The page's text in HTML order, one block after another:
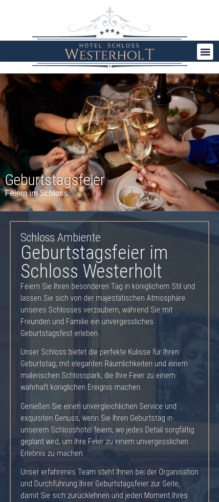
Geburtstagsfeier
Feiern im Schloss
Schloss Ambiente
Geburtstagsfeier im
Schloss Westerholt
Feiern Sie Ihren besonderen Tag in königlichem Stil und
lassen Sie sich von der majestätischen Atmosphäre
unseres Schlosses verzaubern, während Sie mit
Freunden und Familie ein unvergessliches
Geburtstagsfest erleben.
Unser Schloss bietet die perfekte Kulisse für Ihren
Geburtstag, mit eleganten Räumlichkeiten und einem
malerischen Schlosspark, die Ihre Feier zu einem
wahrhaft königlichen Ereignis machen.
Genießen Sie einen unvergleichlichen Service und
exquisiten Genuss, wenn Sie Ihren Geburtstag in
unserem Schlosshotel feiern, wo jedes Detail sorgfältig
geplant wird, um Ihre Feier zu einem unvergesslichen
Erlebnis zu machen.
Unser erfahrenes Team steht Ihnen bei der Organisation
und Durchführung Ihrer Geburtstagsfeier zur Seite,
damit Sie sich zurücklehnen und jeden Moment Ihres